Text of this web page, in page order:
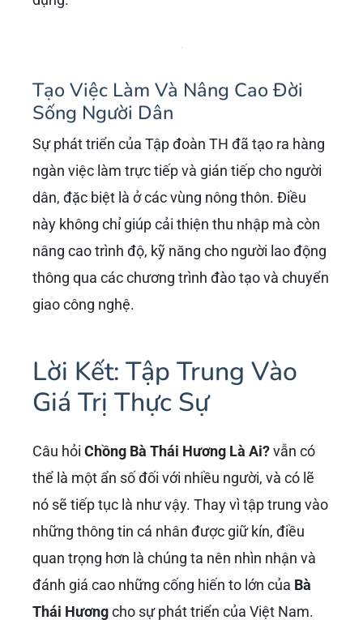
người Việt. Đặc biệt, các dự án về rau củ quả
ứng nhu cầu ngày càng cao của thị trường.
Phát Triển Bền Vững Và Trách
Nhiệm Xã Hội
Bà Thái Hương
là một trong những người đi
đầu trong việc thúc đẩy triết lý phát triển bền
vững và kinh doanh có trách nhiệm xã hội. Các
hoạt động của TH True Milk luôn gắn liền với
bảo vệ môi trường, giảm thiểu rác thải nhựa,
cho các doanh nghiệp khác học hỏi và áp
dụng.